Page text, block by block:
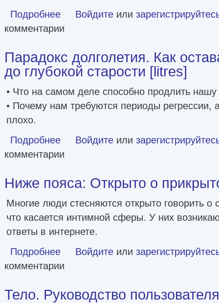
Подробнее о Удивительное тело. Почему наше тело самое
Войдите или
комментарии
Парадокс долголетия. Как
до глубокой старости [litres]
• Что на самом деле способно продлить нашу
• Почему нам требуются периоды регрессии,
плохо.
Подробнее о Парадокс долголетия. Как оставаться молодым до
Войдите или
комментарии
Ниже пояса: Открыто о
Многие люди стесняются открыто говорить о
что касается интимной сферы. У них
ответы в интернете.
Подробнее о Ниже пояса: Открыто о прикрытом [litres]
Войдите или
комментарии
Тело. Руководство